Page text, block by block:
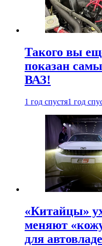
Такого вы
показан
ВАЗ!
1 год спустя1 год
«Китайцы»
меняют
для